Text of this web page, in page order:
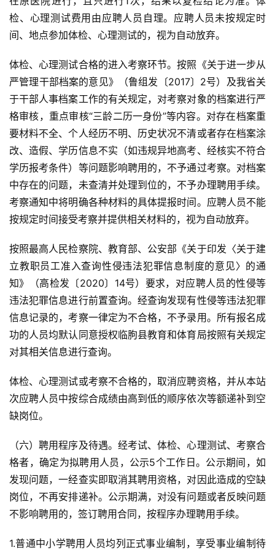
检、心理测试费用由应聘人员自理。应聘人员未按规定时
间、地点参加体检、心理测试的，视为自动放弃。
体检、心理测试合格的进入考察环节。按照《关于进一步从
严管理干部档案的意见》（鲁组发〔2017〕2号）及我省关
于干部人事档案工作的有关规定，对考察对象的档案进行严
格审核，重点审核“三龄二历一身份”等内容。对存在档案重
要材料不全、个人经历不明、历史状况不清或者存在档案涂
改、造假、学历信息不实（如违规异地高考、经核实不符合
学历报考条件）等问题影响聘用的，不予通过考察。对档案
中存在的问题，未查清并处理到位的，不予办理聘用手续。
考察通知中将明确各种材料的具体提报时间。应聘人员不能
按规定时间接受考察并提供相关材料的，视为自动放弃。
按照最高人民检察院、教育部、公安部《关于印发〈关于建
立教职员工准入查询性侵违法犯罪信息制度的意见〉的通
知》（高检发〔2020〕14号）要求，对应聘人员的性侵等
违法犯罪信息进行前置查询。经查询发现有性侵等违法犯罪
信息记录的，考察一律定为不合格，不予录用。所有报名成
功的人员均默认同意授权临朐县教育和体育局按照有关规定
对其相关信息进行查询。
体检、心理测试或考察不合格的，取消应聘资格，并从本站
次应聘人员中按综合成绩由高到低的顺序依次等额递补到空
缺岗位。
（六）聘用程序及待遇。经考试、体检、心理测试、考察合
格者，确定为拟聘用人员，公示5个工作日。公示期间，如
发现问题，一经查实即取消其聘用资格，对因此造成的空缺
岗位，不再安排递补。公示期满，对没有问题或者反映问题
不影响聘用的，签订聘用合同，按程序办理聘用手续。
1.普通中小学聘用人员均列正式事业编制，享受事业编制待